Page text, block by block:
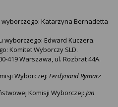
Katarzyna Bernadetta
wyborczego: Edward Kuczera.
Komitet Wyborczy SLD.
419 Warszawa, ul. Rozbrat 44A.
Wyborczej: Ferdynand Rymarz
Komisji Wyborczej: Jan